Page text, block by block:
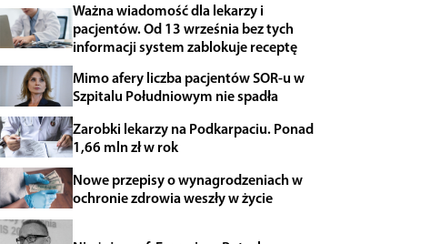
Ważna wiadomość dla lekarzy i
pacjentów. Od 13 września bez tych
informacji system zablokuje receptę
Mimo afery liczba pacjentów SOR-u w
Szpitalu Południowym nie spadła
Zarobki lekarzy na Podkarpaciu. Ponad
1,66 mln zł w rok
Nowe przepisy o wynagrodzeniach w
ochronie zdrowia weszły w życie